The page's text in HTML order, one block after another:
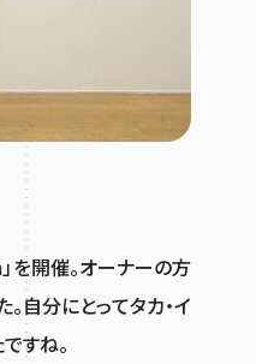
を開催。オーナーの方
自分にとってタカ・イ
すね。